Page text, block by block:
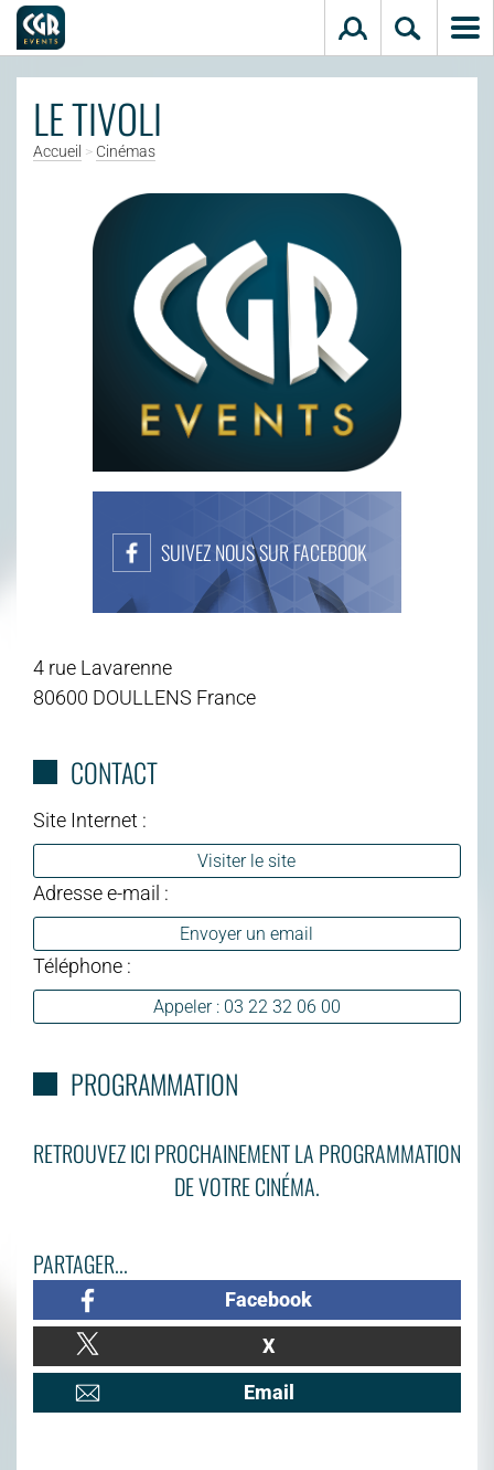
LE TIVOLI
Accueil > Cinémas
SUIVEZ NOUS SUR FACEBOOK
4 rue Lavarenne
80600 DOULLENS France
CONTACT
Site Internet :
Visiter le site
Adresse e-mail :
Envoyer un email
Téléphone :
Appeler : 03 22 32 06 00
PROGRAMMATION
RETROUVEZ ICI PROCHAINEMENT LA PROGRAMMATION
DE VOTRE CINÉMA.
PARTAGER...
Facebook
X
Email